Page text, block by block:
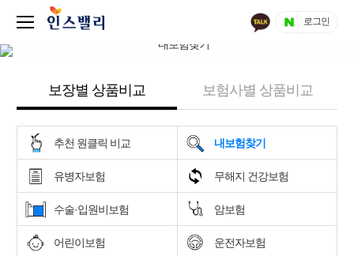
로그인
보장별 상품비교 보험사별 상품비교
추천 원클릭 비교 내보험찾기
유병자보험 무해지 건강보험
수술·입원비보험 암보험
어린이보험 운전자보험